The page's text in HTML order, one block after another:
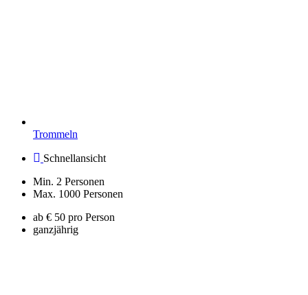
Trommeln
Schnellansicht
Min. 2 Personen
Max. 1000 Personen
ab € 50 pro Person
ganzjährig